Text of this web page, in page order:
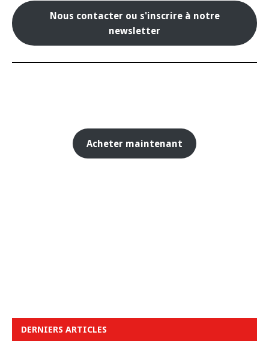
Nous contacter ou s'inscrire à notre
newsletter
Acheter maintenant
DERNIERS ARTICLES